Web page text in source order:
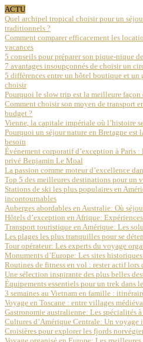
ACTU
Quel archipel tropical choisir pour un
traditionnels ?
Comment comparer efficacement les
vacances
5 conseils pour préparer son pique-nique
7 avantages insoupçonnés de choisir un
5 différences entre un hôtel boutique et
choisir
Pourquoi le slow trip est la meilleure
Comment choisir son moyen de transport
budget ?
Vienne, la capitale impériale où l’histoire
Pourquoi un séjour nature en Bretagne est
besoin
Événement corporatif d’exception à Paris
privé Benjamin Le Moal
La passion comme moteur d’excellence
Top 5 des meilleures destinations pour un
Stations de ski les plus populaires en
incontournables
Auberges abordables en Australie: Où
Hôtels d’exception en Afrique:
Transport touristique en Amérique: Les
Les plages les plus tranquilles pour se
Tour opérateur: Les experts du voyage
Monuments d’Europe: Les sites
Routines de fitness en vol : rester actif
Une sélection inspirante des plus belles
Équipements essentiels pour un trek dans
3 semaines au Vietnam en famille :
Voyage en Toscane : entre villages
Gastronomie australienne: Les spécialités à
Cultures d’Amérique Centrale: Un voyage
Croisières pour explorer les fjords